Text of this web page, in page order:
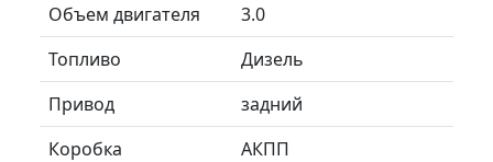
Объем двигателя
3.0
Топливо
Дизель
Привод
задний
Коробка
АКПП